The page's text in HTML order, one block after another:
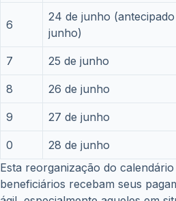
6
24 de junho
junho)
7 25 de junho
8 26 de junho
9 27 de junho
0
28 de junho
Esta reorganização do
beneficiários recebam seus